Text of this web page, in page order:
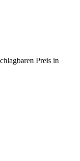
Preis in